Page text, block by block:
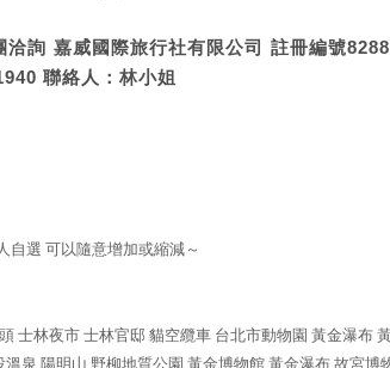
洽詢 嘉威國際旅行社有限公司 註冊編號
聯絡人：林小姐
自選 可以隨意增加或縮減～
士林夜市 士林官邸 貓空纜車 台北市動物園 黃金瀑布
溫泉 陽明山 野柳地質公園 黃金博物館 黃金瀑布 故宮博